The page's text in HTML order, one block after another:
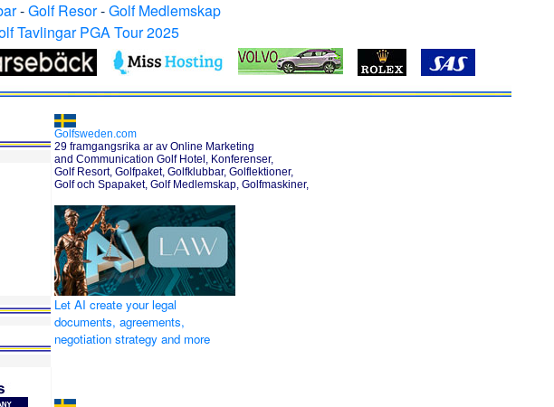
-Golf Resor-Golf Medlemskap
Tavlingar PGA Tour 2025
Golfsweden.com
29 framgangsrika ar av Online Marketing
and Communication Golf Hotel, Konferenser,
Golf Resort, Golfpaket, Golfklubbar, Golflektioner,
Golf och Spapaket, Golf Medlemskap, Golfmaskiner,
Let AI create your legal
documents, agreements,
negotiation strategy and more